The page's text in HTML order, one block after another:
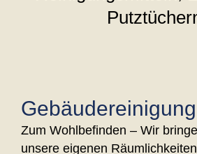
Gebäudereinigung
Zum Wohlbefinden – Wir
unsere eigenen